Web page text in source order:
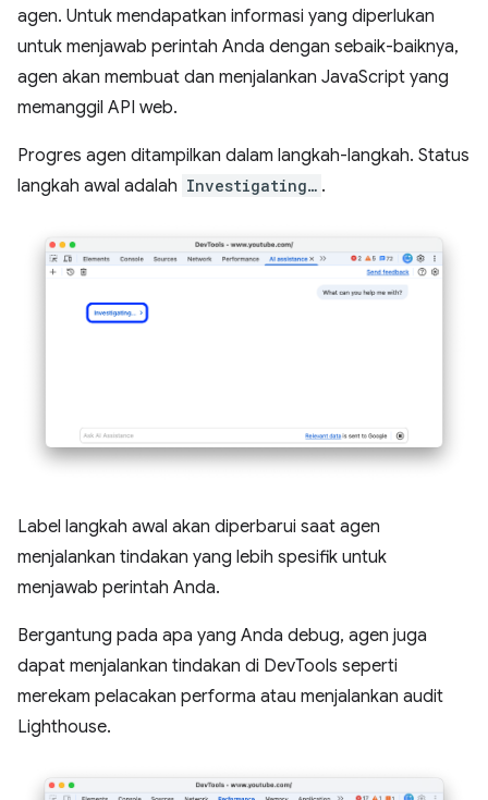
agen. Untuk mendapatkan informasi yang diperlukan
untuk menjawab perintah Anda dengan sebaik-baiknya,
agen akan membuat dan menjalankan JavaScript yang
memanggil API web.
Progres agen ditampilkan dalam langkah-langkah. Status
langkah awal adalah Investigating… .
Label langkah awal akan diperbarui saat agen
menjalankan tindakan yang lebih spesifik untuk
menjawab perintah Anda.
Bergantung pada apa yang Anda debug, agen juga
dapat menjalankan tindakan di DevTools seperti
merekam pelacakan performa atau menjalankan audit
Lighthouse.